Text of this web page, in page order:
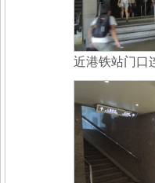
近港铁站门口